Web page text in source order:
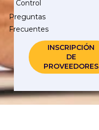
Control
Preguntas
Frecuentes
INSCRIPCIÓN
DE
PROVEEDORES